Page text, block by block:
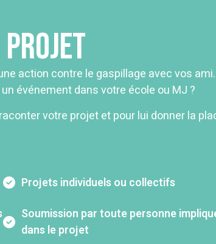
projet
action contre le gaspillage avec vos
événement dans votre école ou MJ ?
votre projet et pour lui donner la
Projets individuels ou collectifs
Soumission par toute personne
dans le projet